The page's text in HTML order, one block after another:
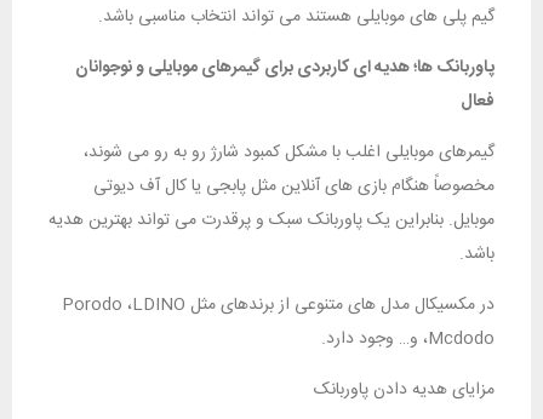
گیم‌ پلی‌ های موبایلی هستند می تواند انتخاب مناسبی باشد.
پاوربانک‌ ها؛ هدیه‌ ای کاربردی برای گیمرهای موبایلی و نوجوانان
فعال
گیمرهای موبایلی اغلب با مشکل کمبود شارژ رو به‌ رو می‌ شوند،
مخصوصاً هنگام بازی‌ های آنلاین مثل پابجی یا کال‌ آف‌ دیوتی
موبایل. بنابراین یک پاوربانک سبک و پرقدرت می‌ تواند بهترین هدیه
باشد.
در مکسیکال مدل‌ های متنوعی از برندهای مثل Porodo ،LDINO
،Mcdodo و… وجود دارد.
مزایای هدیه دادن پاوربانک